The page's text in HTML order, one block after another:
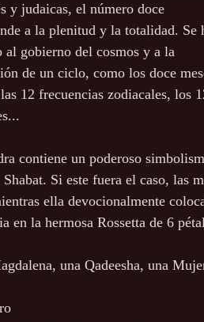
y judaicas, el número doce
a la plenitud y la totalidad. Se
al gobierno del cosmos y a la
de un ciclo, como los doce
12 frecuencias zodiacales, los
contiene un poderoso
Si este fuera el caso, las
ella devocionalmente
en la hermosa Rossetta de 6
una Qadeesha, una